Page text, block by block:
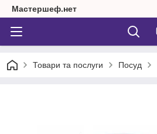
Мастершеф.нет
Товари та послуги Посуд